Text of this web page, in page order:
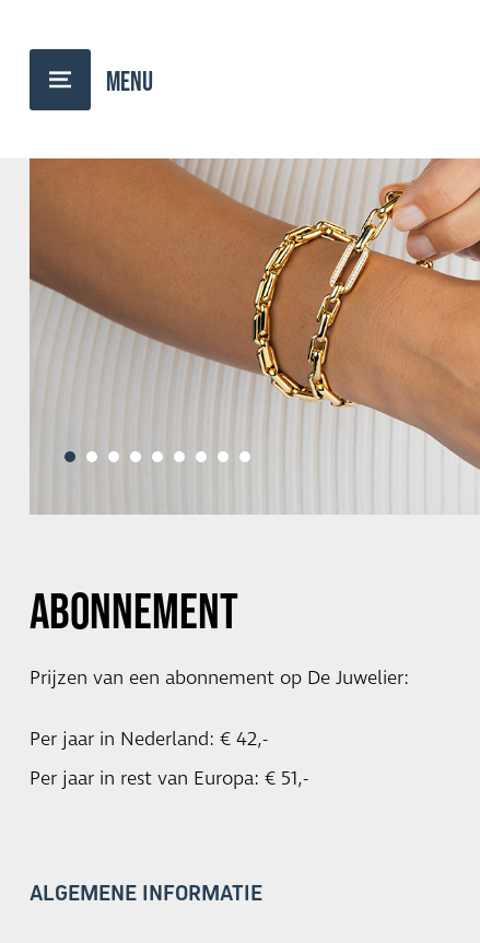
• • • • • • • • •
Abonnement
Prijzen van een abonnement op De Juwelier:
Per jaar in Nederland: € 42,-
Per jaar in rest van Europa: € 51,-
ALGEMENE INFORMATIE